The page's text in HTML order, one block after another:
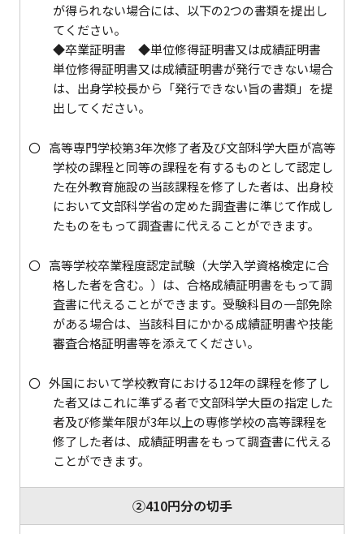
が得られない場合には、以下の2つの書類を提出し
てください。
◆卒業証明書 ◆単位修得証明書又は成績証明書
単位修得証明書又は成績証明書が発行できない場合
は、出身学校長から「発行できない旨の書類」を提
出してください。
高等専門学校第3年次修了者及び文部科学大臣が高等
学校の課程と同等の課程を有するものとして認定し
た在外教育施設の当該課程を修了した者は、出身校
において文部科学省の定めた調査書に準じて作成し
たものをもって調査書に代えることができます。
高等学校卒業程度認定試験（大学入学資格検定に合
格した者を含む。）は、合格成績証明書をもって調
査書に代えることができます。受験科目の一部免除
がある場合は、当該科目にかかる成績証明書や技能
審査合格証明書等を添えてください。
外国において学校教育における12年の課程を修了し
た者又はこれに準ずる者で文部科学大臣の指定した
者及び修業年限が3年以上の専修学校の高等課程を
修了した者は、成績証明書をもって調査書に代える
ことができます。
②410円分の切手